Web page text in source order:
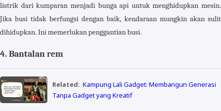
listrik dari kumparan menjadi bunga api untuk menghidupkan mesin.
Jika busi tidak berfungsi dengan baik, kendaraan mungkin akan sulit
dihidupkan. Ini memerlukan penggantian busi.
4. Bantalan rem
Related: Kampung Lali Gadget: Membangun Generasi
Tanpa Gadget yang Kreatif